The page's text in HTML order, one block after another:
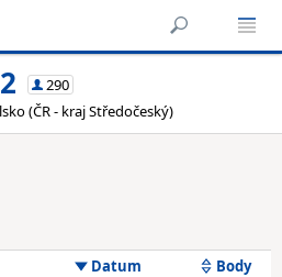
290
(ČR - kraj Středočeský)
Datum
Body